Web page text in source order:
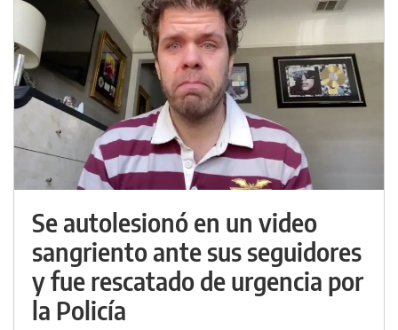
Se autolesionó en un video
sangriento ante sus seguidores
y fue rescatado de urgencia por
la Policía